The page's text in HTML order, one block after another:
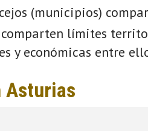
(municipios)
límites
y económicas entre